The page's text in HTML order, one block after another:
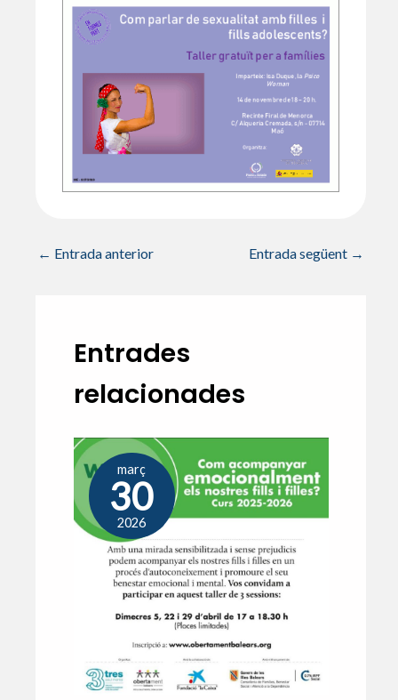
← Entrada anterior Entrada següent →
Entrades
relacionades
març
30
2026